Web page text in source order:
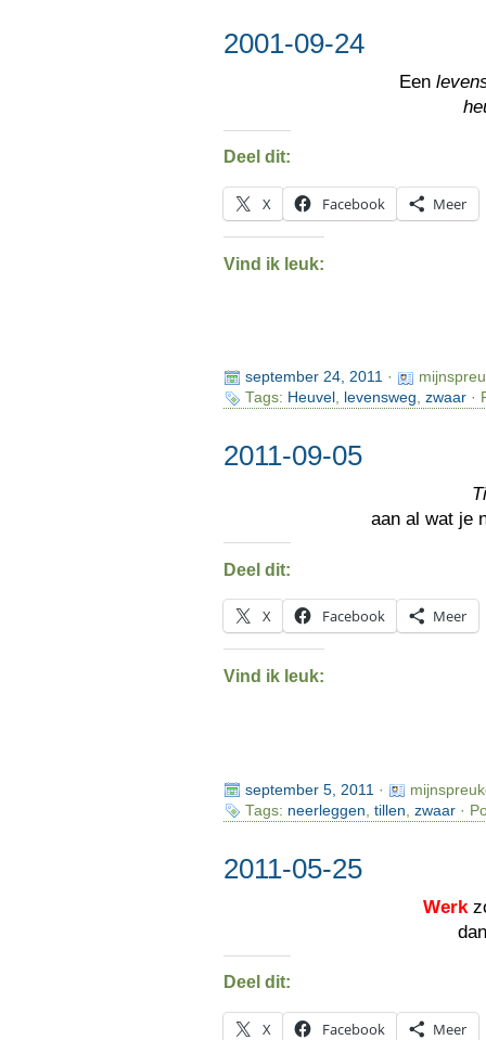
2001-09-24
Een
Deel dit:
X Facebook Meer
Vind ik leuk:
september 24, 2011·
Tags: Heuvel , levensweg, zwaar·
2011-09-05
aan al wat je
Deel dit:
X Facebook Meer
Vind ik leuk:
september 5, 2011 ·
Tags: neerleggen tillen zwaar·
2011-05-25
Werk
Deel dit:
X Facebook Meer